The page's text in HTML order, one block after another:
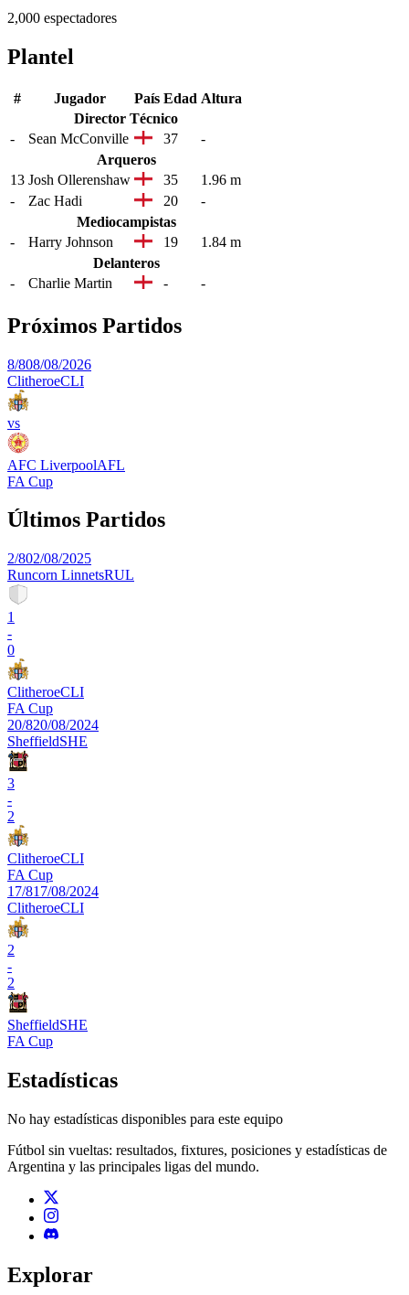
2,000 espectadores
Plantel
# Jugador País Edad Altura
Director Técnico
-
Sean McConville 37
-
Arqueros
13 Josh Ollerenshaw 35
1.96 m
-
Zac Hadi 20
-
Mediocampistas
-
Harry Johnson 19
1.84 m
Delanteros
-
Charlie Martin - -
Próximos Partidos
8/808/08/2026
ClitheroeCLI
vs
AFC LiverpoolAFL
FA Cup
Últimos Partidos
2/802/08/2025
Runcorn LinnetsRUL
1
-
0
ClitheroeCLI
FA Cup
20/820/08/2024
SheffieldSHE
3
-
2
ClitheroeCLI
FA Cup
17/817/08/2024
ClitheroeCLI
2
-
2
SheffieldSHE
FA Cup
Estadísticas
No hay estadísticas disponibles para este equipo
Fútbol sin vueltas: resultados, fixtures, posiciones y estadísticas de
Argentina y las principales ligas del mundo.
Explorar